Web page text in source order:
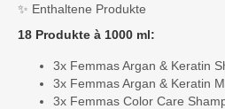
✨ Enthaltene Produkte
18 Produkte à 1000 ml:
3x Femmas Argan & Keratin
3x Femmas Argan & Keratin
3x Femmas Color Care